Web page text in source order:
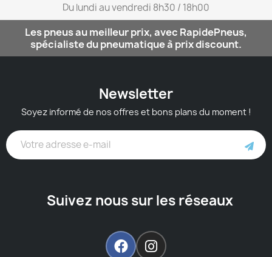
Du lundi au vendredi 8h30 / 18h00​
Les pneus au meilleur prix, avec RapidePneus,
spécialiste du pneumatique à prix discount.
Newsletter
Soyez informé de nos offres et bons plans du moment !
Suivez nous sur les réseaux